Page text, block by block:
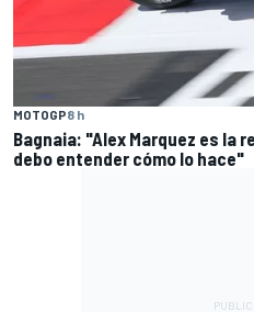
MOTOGP8 h
Bagnaia: "Alex Marquez es la
debo entender cómo lo hace"